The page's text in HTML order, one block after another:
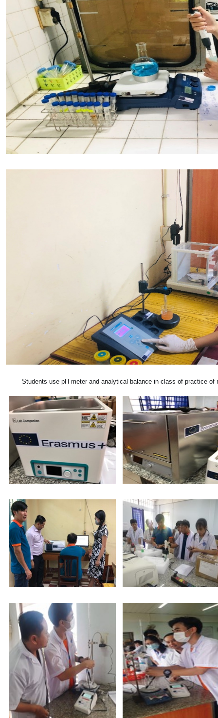
Students use pH meter and analytical balance in class of practice of